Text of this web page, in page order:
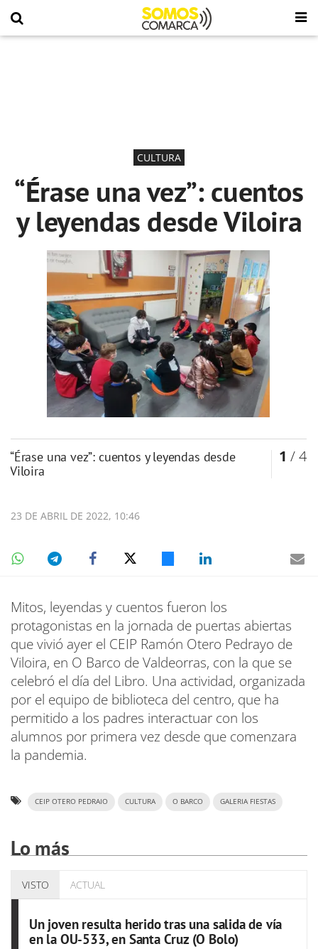
CULTURA
“Érase una vez”: cuentos
y leyendas desde Viloira
“Érase una vez”: cuentos y leyendas desde
Viloira
1 / 4
23 DE ABRIL DE 2022, 10:46
Mitos, leyendas y cuentos fueron los
protagonistas en la jornada de puertas abiertas
que vivió ayer el CEIP Ramón Otero Pedrayo de
Viloira, en O Barco de Valdeorras, con la que se
celebró el día del Libro. Una actividad, organizada
por el equipo de biblioteca del centro, que ha
permitido a los padres interactuar con los
alumnos por primera vez desde que comenzara
la pandemia.
CEIP OTERO PEDRAIO CULTURA O BARCO GALERIA FIESTAS
Lo más
VISTO ACTUAL
Un joven resulta herido tras una salida de vía
en la OU-533, en Santa Cruz (O Bolo)